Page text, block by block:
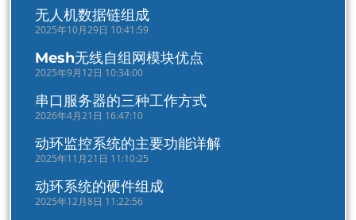
无人机数据链组成
2025年10月29日 10:41:59
Mesh无线自组网模块优点
2025年9月12日 10:34:00
串口服务器的三种工作方式
2026年4月21日 16:47:10
动环监控系统的主要功能详解
2025年11月21日 11:10:25
动环系统的硬件组成
2025年12月8日 11:22:56